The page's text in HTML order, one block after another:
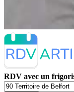
RDV avec un